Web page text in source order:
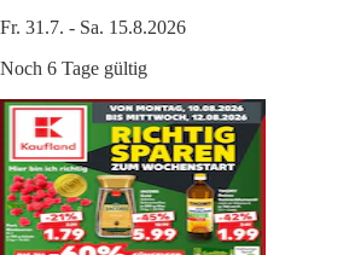
Fr. 31.7. - Sa. 15.8.2026
Noch 6 Tage gültig